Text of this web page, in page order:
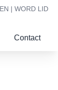
| WORD LID
Contact